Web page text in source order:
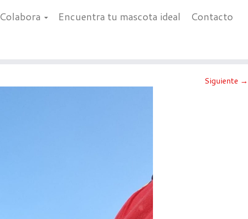
Colabora Encuentra tu mascota ideal Contacto
Siguiente →